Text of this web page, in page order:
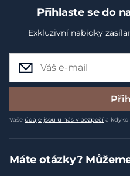
Přihlaste se do
Exkluzivní nabídky
Vaše údaje jsou u nás v bezpečí a
Máte otázky?